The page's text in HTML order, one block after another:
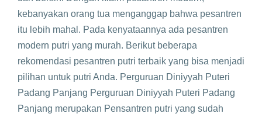
kebanyakan orang tua menganggap bahwa pesantren
itu lebih mahal. Pada kenyataannya ada pesantren
modern putri yang murah. Berikut beberapa
rekomendasi pesantren putri terbaik yang bisa menjadi
pilihan untuk putri Anda. Perguruan Diniyyah Puteri
Padang Panjang Perguruan Diniyyah Puteri Padang
Panjang merupakan Pensantren putri yang sudah